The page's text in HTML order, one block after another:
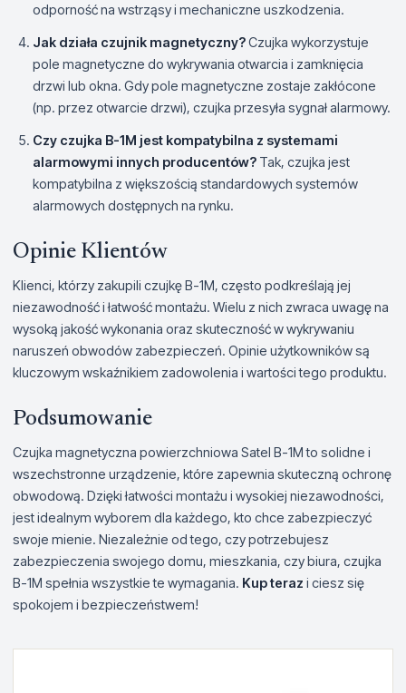
odporność na wstrząsy i mechaniczne uszkodzenia.
Jak działa czujnik magnetyczny?Czujka wykorzystuje
pole magnetyczne do wykrywania otwarcia i zamknięcia
drzwi lub okna. Gdy pole magnetyczne zostaje zakłócone
(np. przez otwarcie drzwi), czujka przesyła sygnał alarmowy.
Czy czujka B-1M jest kompatybilna z systemami
alarmowymi innych producentów? Tak, czujka jest
kompatybilna z większością standardowych systemów
alarmowych dostępnych na rynku.
Opinie Klientów
Klienci, którzy zakupili czujkę B-1M, często podkreślają jej
niezawodność i łatwość montażu. Wielu z nich zwraca uwagę na
wysoką jakość wykonania oraz skuteczność w wykrywaniu
naruszeń obwodów zabezpieczeń. Opinie użytkowników są
kluczowym wskaźnikiem zadowolenia i wartości tego produktu.
Podsumowanie
Czujka magnetyczna powierzchniowa Satel B-1M to solidne i
wszechstronne urządzenie, które zapewnia skuteczną ochronę
obwodową. Dzięki łatwości montażu i wysokiej niezawodności,
jest idealnym wyborem dla każdego, kto chce zabezpieczyć
swoje mienie. Niezależnie od tego, czy potrzebujesz
zabezpieczenia swojego domu, mieszkania, czy biura, czujka
B-1M spełnia wszystkie te wymagania. Kup teraz i ciesz się
spokojem i bezpieczeństwem!